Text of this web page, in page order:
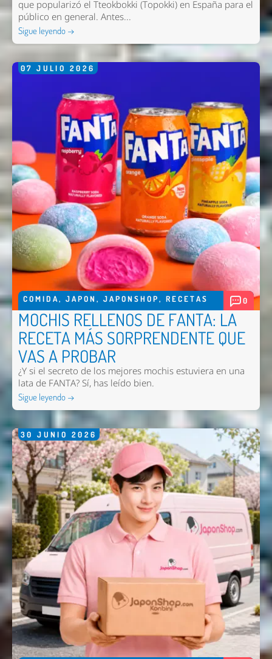
que popularizó el Tteokbokki (Topokki) en España para el
público en general. Antes...
Sigue leyendo →
07 JULIO 2026
COMIDA, JAPON , JAPONSHOP, RECETAS 0
MOCHIS RELLENOS DE FANTA: LA
RECETA MÁS SORPRENDENTE QUE
VAS A PROBAR
¿Y si el secreto de los mejores mochis estuviera en una
lata de FANTA? Sí, has leído bien.
Sigue leyendo →
30 JUNIO 2026